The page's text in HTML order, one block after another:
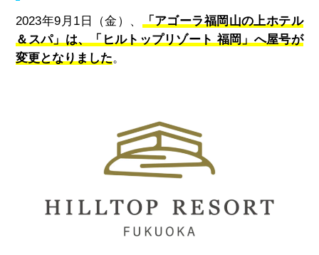
2023年9 月 1 日（金）、
「アゴーラ福岡山の上ホテル
＆スパ」は、「ヒルトップリゾート 福岡」へ屋号が
変更となりました。